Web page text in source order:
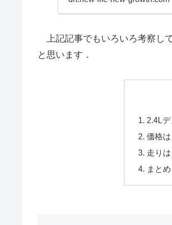
上記記事でもいろいろ考察し
と思います．
2.4L
価格は
走り
まとめ